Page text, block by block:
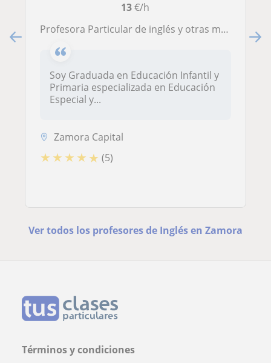
13€/h
Profesora Particular de inglés y otras materias (Primaria, ESO y adultos)
Soy Graduada en Educación Infantil y
Primaria especializada en Educación
Especial y...
Zamora Capital
★ ★ ★ ★ ★ (5)
Ver todos los profesores de Inglés en Zamora
Términos y condiciones